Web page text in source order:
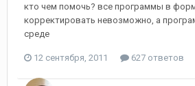
кто чем помочь? все программы в
корректировать невозможно, а
среде
12 сентября, 2011 627 ответов